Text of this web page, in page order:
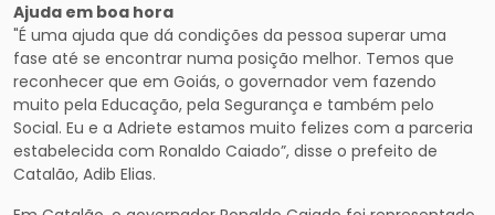
Ajuda em boa hora
"É uma ajuda que dá condições da pessoa superar uma
fase até se encontrar numa posição melhor. Temos que
reconhecer que em Goiás, o governador vem fazendo
muito pela Educação, pela Segurança e também pelo
Social. Eu e a Adriete estamos muito felizes com a parceria
estabelecida com Ronaldo Caiado”, disse o prefeito de
Catalão, Adib Elias.